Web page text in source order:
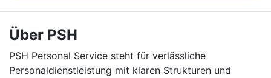
Über PSH
PSH Personal Service steht für verlässliche
Personaldienstleistung mit klaren Strukturen und